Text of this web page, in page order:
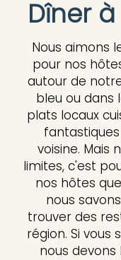
Dîner à
Nous aimons
pour nos
autour de
bleu ou dans
plats locaux
voisine. Mais
limites, c'est
nos hôtes
nous
trouver des
région. Si vous
nous devons